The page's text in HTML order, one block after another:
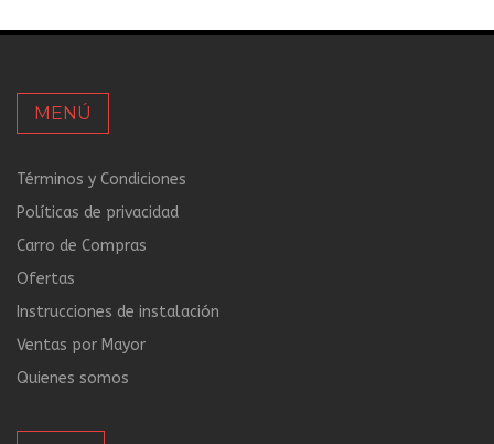
MENÚ
Términos y Condiciones
Políticas de privacidad
Carro de Compras
Ofertas
Instrucciones de instalación
Ventas por Mayor
Quienes somos